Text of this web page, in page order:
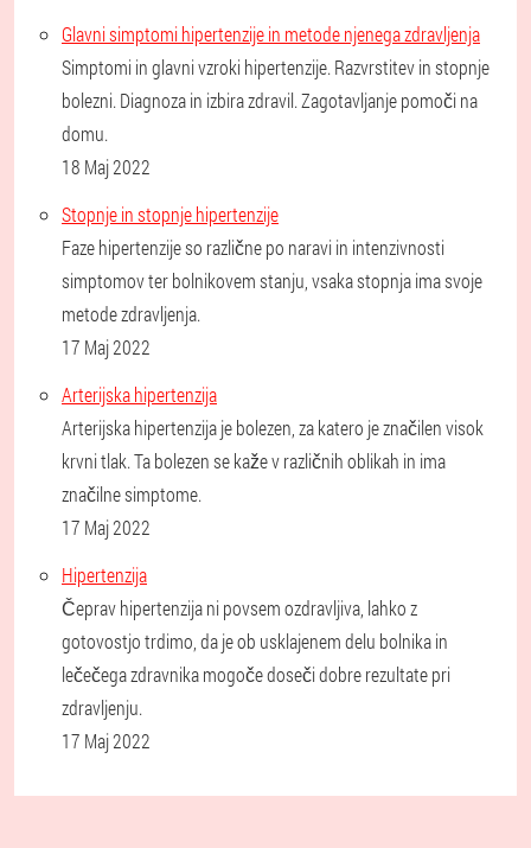
Glavni simptomi hipertenzije in metode njenega zdravljenja
Simptomi in glavni vzroki hipertenzije. Razvrstitev in stopnje
bolezni. Diagnoza in izbira zdravil. Zagotavljanje pomoči na
domu.
18 Maj 2022
Stopnje in stopnje hipertenzije
Faze hipertenzije so različne po naravi in ​​intenzivnosti
simptomov ter bolnikovem stanju, vsaka stopnja ima svoje
metode zdravljenja.
17 Maj 2022
Arterijska hipertenzija
Arterijska hipertenzija je bolezen, za katero je značilen visok
krvni tlak. Ta bolezen se kaže v različnih oblikah in ima
značilne simptome.
17 Maj 2022
Hipertenzija
Čeprav hipertenzija ni povsem ozdravljiva, lahko z
gotovostjo trdimo, da je ob usklajenem delu bolnika in
lečečega zdravnika mogoče doseči dobre rezultate pri
zdravljenju.
17 Maj 2022